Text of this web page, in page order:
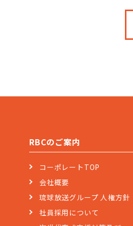
RBCのご案内
コーポレートTOP
会社概要
琉球放送グループ 人権方針
社員採用について